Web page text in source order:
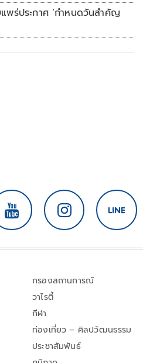
แพร่ประกาศ ‘กำหนดวันสำคัญ
กรองสถานการณ์
วาไรตี้
กีฬา
ท่องเที่ยว – ศิลปวัฒนธรรม
ประชาสัมพันธ์